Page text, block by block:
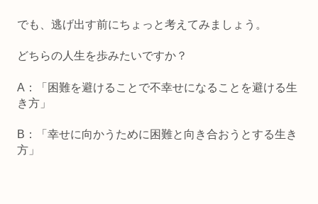
でも、逃げ出す前にちょっと考えてみましょう。
どちらの人生を歩みたいですか？
A：「困難を避けることで不幸せになることを避ける生
き方」
B：「幸せに向かうために困難と向き合おうとする生き
方」